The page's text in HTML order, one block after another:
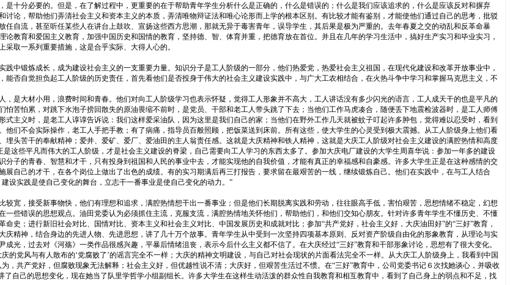
十分必要的。但是，在了解过程中，更重要的在于帮助青年学生分析什么是正确的，什么是错误的；什么是我们应该追求的，什么是应该反对和摒弃
论，帮助他们弄清社会主义和资本主义的本质，弄清唯物辩证法和唯心论形而上学的根本区别。有比较才能有鉴别，才能使他们通过自己的思考，批驳
自流，甚至听任某些人在讲台上鼓吹、宣扬这些西方思潮，那就无异于毒害青年，误导学生，其后果是极为严重的。去年春夏之交的动乱和反革命暴
教育和爱国主义教育，加强中国历史和国情的教育，坚持德、智、体育并重，把德育放在首位。并且在几年的学习生活中，搞好生产实习和毕业实习，
取一系列重要措施，这是合乎实际、大得人心的。
中锻炼成长，成为建设社会主义的一支重要力量。知识分子是工人阶级的一部分，他们热爱党，热爱社会主义祖国，在现代化建设和改革开放事业中，
否自觉担负起工人阶级的历史责任，首先看他们是否投身于伟大的社会主义建设实践中，与广大工农相结合，在火热斗争中学习和掌握马克思主义，不
是大材小用，浪费时间和青春。他们对向工人阶级学习也表示怀疑，觉得工人形象并不高大，工人讲话没有多少闪光的语言，工人成天干的也是平凡的
苦怕累，对跳下水泡子捞回散失的原油畏缩不前时，是党员、干部和老工人带头跳了下去；当他们工作马虎凑合，随便丢下地震检波器时，是工人师傅
主义时，是老工人谆谆告诉说：我们这样爱采油队，因为这里是我们自己的家；当他们在野外工作几天就被蚊子叮起许多肿包，觉得难以忍受时，看到
们不会实际操作，老工人手把手教；有了病痛，指导员百般照顾，把饭菜送到床前。所有这些，使大学生的心灵受到极大震撼。从工人阶级身上他们看
头苦干的奉献精神；爱井、爱矿、爱厂、爱油田的主人翁责任感。这就是大庆精神和铁人精神，这就是大庆工人阶级对社会主义建设的满腔热情和高度
这些平凡而伟大的工人阶级，才是社会主义建设的脊梁，自己需要向工人学习的东西太多了。参加大庆电厂建设的大学生周喜华说：参加一年多的建设
子的青春、智慧和才干，只有投身到祖国和人民的事业中去，才能实现他的自我价值，才能有真正的幸福感和自豪感。许多大学生正是在这种感情的交
自己的才干，在各个岗位上做出了出色的成绩。有的实习期满后再三打报告，要求留在最艰苦的一线，继续锻炼自己。他们在实践中，在与工人结合
设实践是使自己变化的舞台，立志干一番事业是使自己变化的动力。”
宽，接受新事物快，他们有理想和追求，满腔热情想干出一番事业；但是他们长期脱离实践和劳动，往往眼高手低，害怕艰苦，思想情绪不稳定，幻想
些错误的思想观点。油田党委认为必须抓住主流，克服支流，满腔热情地关怀他们，帮助他们，和他们交知心朋友。针对许多青年学生不懂历史、不懂
史；进行新旧社会对比、国情对比、资本主义和社会主义对比、中国发展历史和成就对比；参加“共产党好，社会主义好，大庆油田好”的“三好”教育，
精神，结合身边的先进人物、先进思想，讲了几十万个故事。青年学生从中受到一次坚持四项基本原则、反对资产阶级自由化的形象教育，从理论与实
光，过去对《河殇》一类作品很感兴趣，平暴后情绪沮丧，表示今后什么主义都不信了。在大庆经过“三好”教育和干部形象讨论，思想有了很大变化。
的党风与有人散布的‘党腐败了’的谣言完全不一样；大庆的精神文明建设，与自己对社会现状的片面看法完全不一样。从大庆工人阶级身上，我看到中国
，共产党好，但腐败现象无法解释；社会主义好，但优越性说不清；大庆好，但艰苦生活过不惯。在“三好”教育中，公司党委书记６次找她谈心，并吸收
自己的思想变化，现在她当了队里学哲学小组副组长。许多大学生在这样生动活泼的群众性自我教育和相互教育中，看到了自己身上的弱点和不足，找